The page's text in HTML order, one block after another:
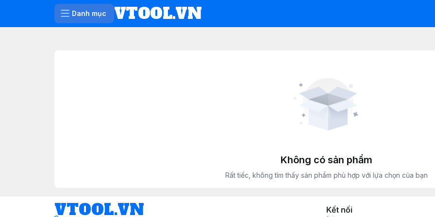
Danh mục VTOOL.VN
Không có sản phẩm
Rất tiếc, không tìm thấy sản phẩm phù hợp với lựa chọn của bạn
VTOOL.VN Kết nối